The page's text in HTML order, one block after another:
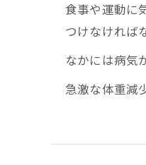
食事や運動に
つけなければ
なかには病気
急激な体重減